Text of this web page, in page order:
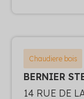
Chaudiere bois
BERNIER
14 RUE DE